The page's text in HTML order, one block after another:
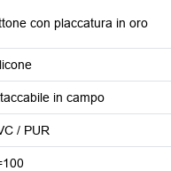
con placcatura in oro
in campo
/ PUR